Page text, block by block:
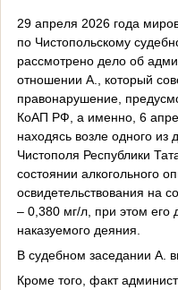
29 апреля 2026 года
по Чистопольскому
рассмотрено дело об
отношении А., который
правонарушение,
КоАП РФ, а именно, 6
находясь возле одного из
Чистополя Республики
состоянии алкогольного
освидетельствования на
– 0,380 мг/л, при этом его
наказуемого деяния.
В судебном заседании А.
Кроме того, факт